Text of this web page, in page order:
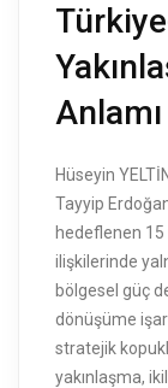
Anlamı
Hüseyin
Tayyip
hedeflenen 15
ilişkilerinde
bölgesel güç
dönüşüme
stratejik
yakınlaşma,